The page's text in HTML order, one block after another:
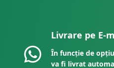
Livrare pe E-
În funcție de
va fi livrat